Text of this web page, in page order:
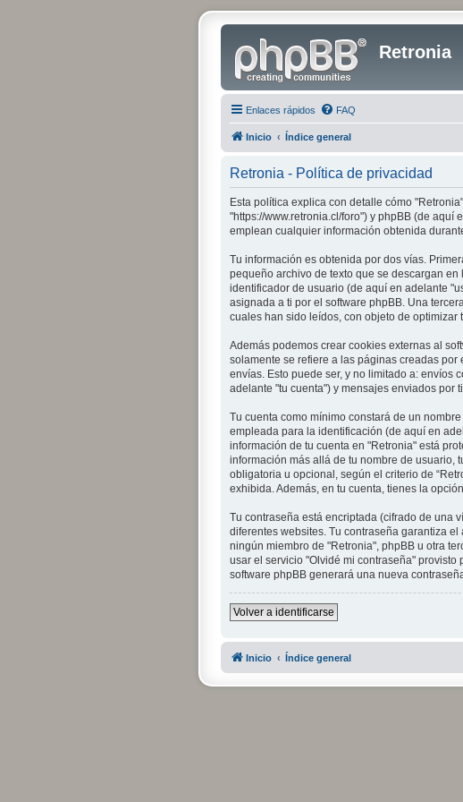
Retronia
Enlaces rápidos FAQ
Inicio Índice general
Retronia - Política de privacidad
Esta política explica con detalle cómo
"https://www.retronia.cl/foro") y phpBB (de aquí
emplean cualquier información obtenida
Tu información es obtenida por dos vías.
pequeño archivo de texto que se descargan
identificador de usuario (de aquí en adelante
asignada a ti por el software phpBB. Una
cuales han sido leídos, con objeto de optimizar
Además podemos crear cookies externas al
solamente se refiere a las páginas creadas
envías. Esto puede ser, y no limitado a: envíos
adelante "tu cuenta") y mensajes enviados por
Tu cuenta como mínimo constará de un
empleada para la identificación (de aquí en
información de tu cuenta en "Retronia" está
información más allá de tu nombre de usuario,
obligatoria u opcional, según el criterio de
exhibida. Además, en tu cuenta, tienes la
Tu contraseña está encriptada (cifrado de una
diferentes websites. Tu contraseña garantiza
ningún miembro de "Retronia", phpBB u otra
usar el servicio "Olvidé mi contraseña" provisto
software phpBB generará una nueva
Volver a identificarse
Inicio Índice general